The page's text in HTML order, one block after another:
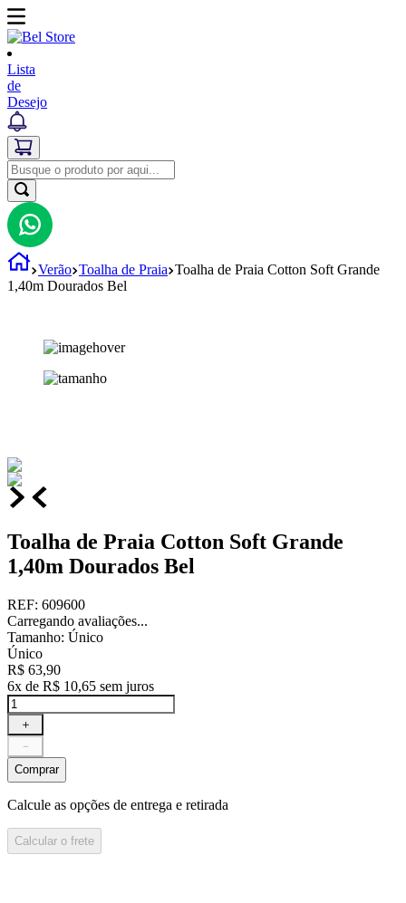
Lista
de
Desejo
Verão Toalha de Praia Toalha de Praia Cotton Soft Grande
1,40m Dourados Bel
Toalha de Praia Cotton Soft Grande
1,40m Dourados Bel
REF: 609600
Carregando avaliações...
Tamanho: Único
Único
R$ 63,90
6x de R$ 10,65 sem juros
＋
－
Comprar
Calcule as opções de entrega e retirada
Calcular o frete